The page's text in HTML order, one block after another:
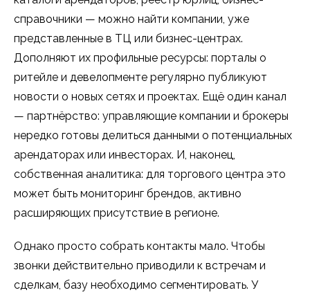
справочники — можно найти компании, уже
представленные в ТЦ или бизнес-центрах.
Дополняют их профильные ресурсы: порталы о
ритейле и девелопменте регулярно публикуют
новости о новых сетях и проектах. Ещё один канал
— партнёрство: управляющие компании и брокеры
нередко готовы делиться данными о потенциальных
арендаторах или инвесторах. И, наконец,
собственная аналитика: для торгового центра это
может быть мониторинг брендов, активно
расширяющих присутствие в регионе.
Однако просто собрать контакты мало. Чтобы
звонки действительно приводили к встречам и
сделкам, базу необходимо сегментировать. У